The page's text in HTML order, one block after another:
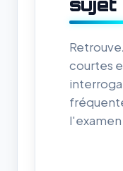
sujet
courtes